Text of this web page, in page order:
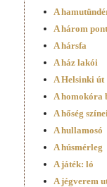
A
A három
A hársfa
A ház lakói
A Helsinki út
A homokóra
A hőség színei
A hullamosó
A húsmérleg
A játék: ló
A jégverem